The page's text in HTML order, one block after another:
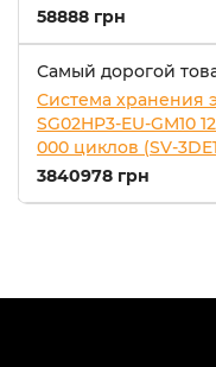
58888 грн
Самый дорогой
Система хранения
SG02HP3-EU-GM10
000 циклов (SV-
3840978 грн